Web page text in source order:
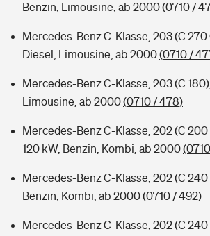
Benzin, Limousine, ab 2000(0710 /
Mercedes-Benz C-Klasse, 203 (C 270
Diesel, Limousine, ab 2000(0710 /
Mercedes-Benz C-Klasse, 203 (C
Limousine, ab 2000(0710 / 478)
Mercedes-Benz C-Klasse, 202 (C 200
120 kW, Benzin, Kombi, ab 2000
Mercedes-Benz C-Klasse, 202 (C 240
Benzin, Kombi, ab 2000(0710 / 492)
Mercedes-Benz C-Klasse, 202 (C 240